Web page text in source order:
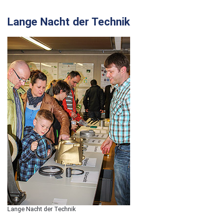
Lange Nacht der Technik
Lange Nacht der Technik